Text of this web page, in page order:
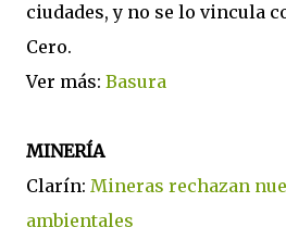
ciudades, y no se lo vincula
Cero.
Ver más: Basura
MINERÍA
Clarín: Mineras rechazan
ambientales